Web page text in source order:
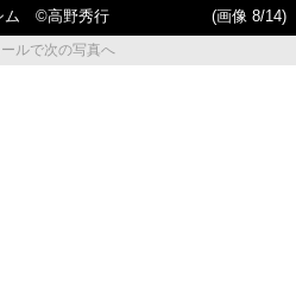
ム ©高野秀行
(画像 8/14)
ルで次の写真へ